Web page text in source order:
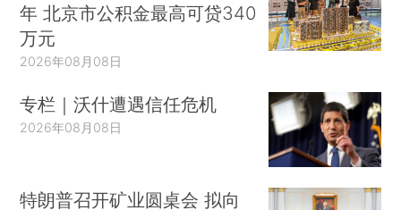
年 北京市公积金最高可贷340
万元
2026年08月08日
专栏｜沃什遭遇信任危机
2026年08月08日
特朗普召开矿业圆桌会 拟向